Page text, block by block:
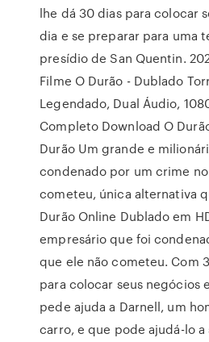
lhe dá 30 dias para colocar
dia e se preparar para uma
presídio de San Quentin.
Filme O Durão - Dublado
Legendado, Dual Áudio,
Completo Download O
Durão Um grande e
condenado por um crime
cometeu, única alternativa
Durão Online Dublado em
empresário que foi
que ele não cometeu. Com
para colocar seus negócios
pede ajuda a Darnell, um
carro, e que pode ajudá-lo a